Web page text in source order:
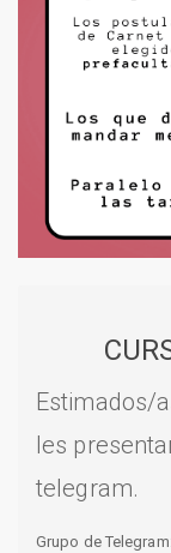
Estimados/
les
telegram.
Grupo de Telegram: